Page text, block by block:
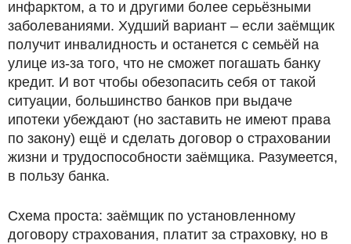
инфарктом, а то и другими более серьёзными
заболеваниями. Худший вариант – если заёмщик
получит инвалидность и останется с семьёй на
улице из-за того, что не сможет погашать банку
кредит. И вот чтобы обезопасить себя от такой
ситуации, большинство банков при выдаче
ипотеки убеждают (но заставить не имеют права
по закону) ещё и сделать договор о страховании
жизни и трудоспособности заёмщика. Разумеется,
в пользу банка.
Схема проста: заёмщик по установленному
договору страхования, платит за страховку, но в